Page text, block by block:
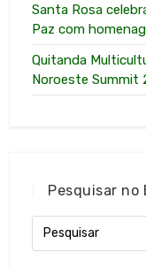
Santa Rosa
Paz com
Quitanda
Noroeste Summit
Pesquisar no